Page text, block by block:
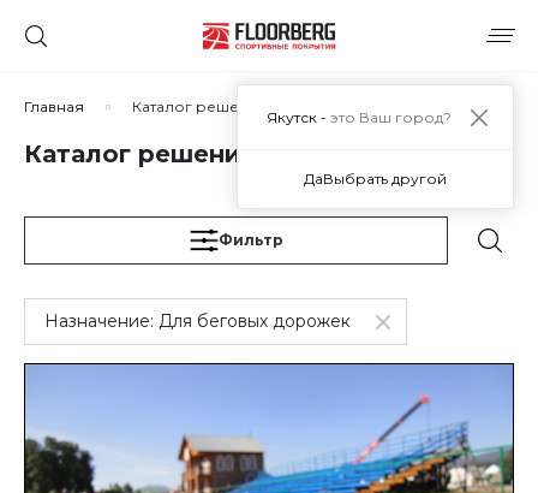
Главная Каталог решений
Каталог решений
Фильтр
Сбросить Применить
Назначение: Для беговых дорожек
Якутск - это Ваш город?
ДаВыбрать другой